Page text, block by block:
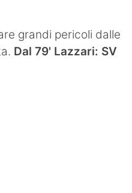
grandi pericoli dalle
Dal 79' Lazzari: SV